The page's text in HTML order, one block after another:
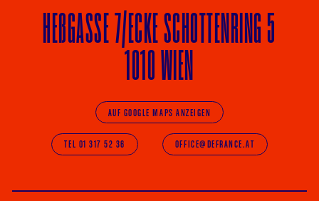
HEßGASSE 7/ECKESCHOTTENRING 5
1010 WIEN
AUF GOOGLE MAPS ANZEIGEN
TEL 01 317 52 36 OFFICE@DEFRANCE.AT